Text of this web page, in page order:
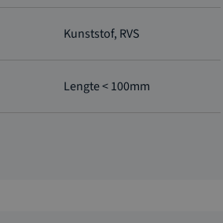
Kunststof, RVS
Lengte < 100mm